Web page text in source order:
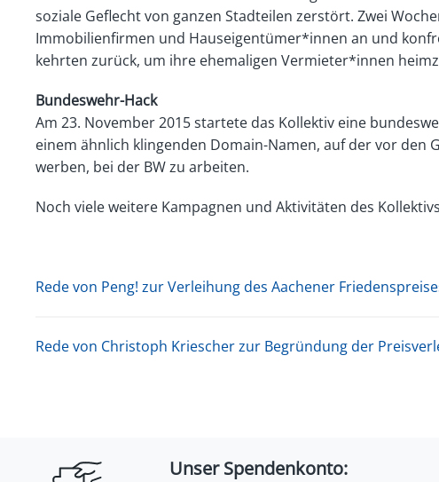
soziale Geflecht von ganzen Stadteilen zerstört. Zwei
Immobilienfirmen und Hauseigentümer*innen an und
kehrten zurück, um ihre ehemaligen Vermieter*innen
Bundeswehr-Hack
Am 23. November 2015 startete das Kollektiv eine
einem ähnlich klingenden Domain-Namen, auf der vor den
werben, bei der BW zu arbeiten.
Noch viele weitere Kampagnen und Aktivitäten des
Rede von Peng! zur Verleihung des Aachener
Rede von Christoph Kriescher zur Begründung der
Unser Spendenkonto: